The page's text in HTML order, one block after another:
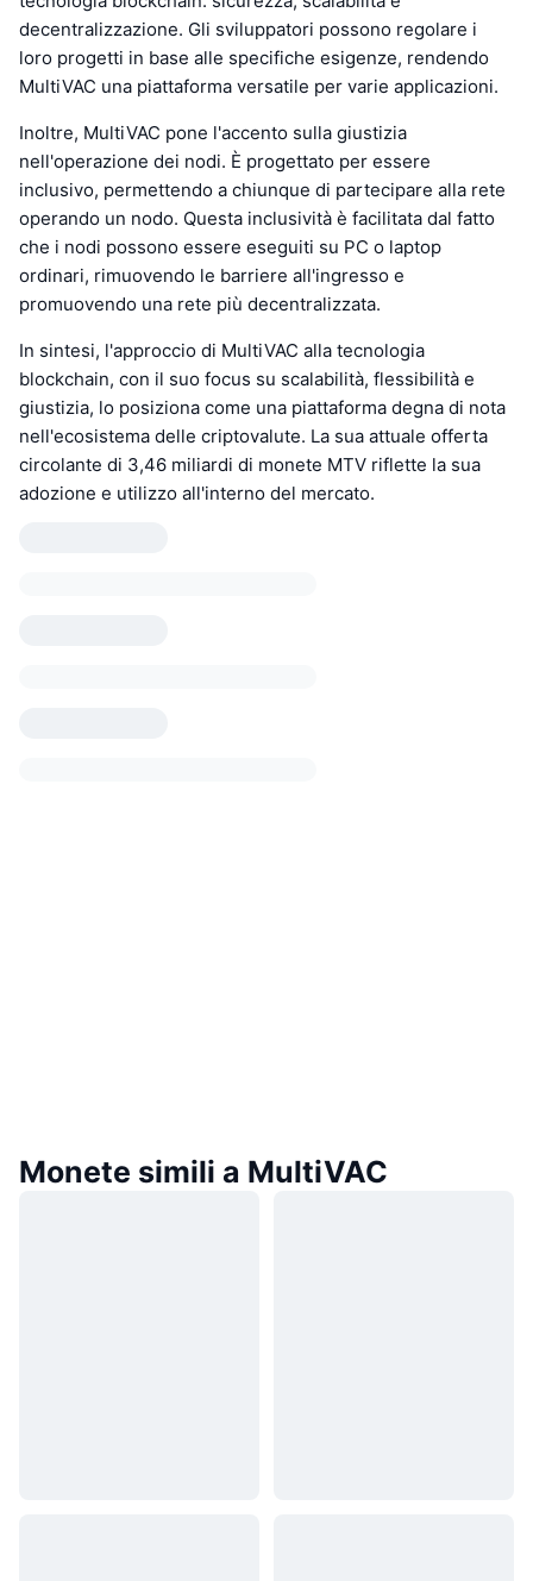
decentralizzazione. Gli sviluppatori possono regolare i
loro progetti in base alle specifiche esigenze, rendendo
MultiVAC una piattaforma versatile per varie applicazioni.
Inoltre, MultiVAC pone l'accento sulla giustizia
nell'operazione dei nodi. È progettato per essere
inclusivo, permettendo a chiunque di partecipare alla rete
operando un nodo. Questa inclusività è facilitata dal fatto
che i nodi possono essere eseguiti su PC o laptop
ordinari, rimuovendo le barriere all'ingresso e
promuovendo una rete più decentralizzata.
In sintesi, l'approccio di MultiVAC alla tecnologia
blockchain, con il suo focus su scalabilità, flessibilità e
giustizia, lo posiziona come una piattaforma degna di nota
nell'ecosistema delle criptovalute. La sua attuale offerta
circolante di 3,46 miliardi di monete MTV riflette la sua
adozione e utilizzo all'interno del mercato.
Monete simili a MultiVAC